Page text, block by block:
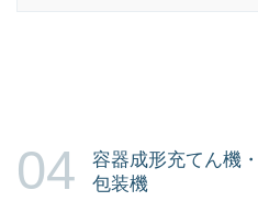
04
容器成形充てん機
包装機